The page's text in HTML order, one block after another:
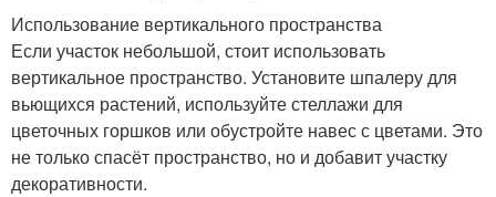
Использование вертикального пространства
Если участок небольшой, стоит использовать
вертикальное пространство. Установите шпалеру для
вьющихся растений, используйте стеллажи для
цветочных горшков или обустройте навес с цветами. Это
не только спасёт пространство, но и добавит участку
декоративности.